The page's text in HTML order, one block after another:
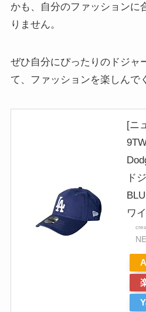
かも、自分のファッションに
りません。
ぜひ自分にぴったりのドジャ
て、ファッションを楽しんで
[ニ
ド
ワ